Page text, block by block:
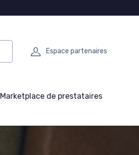
Espace partenaires
Marketplace de prestataires